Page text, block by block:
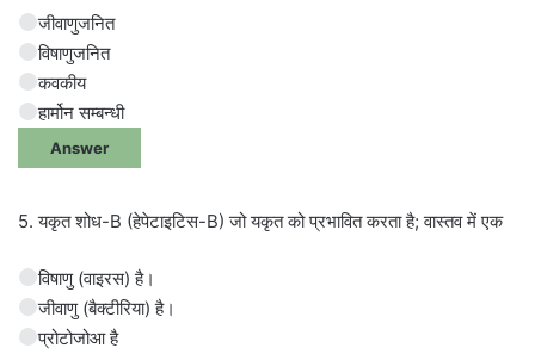
जीवाणुजनित
विषाणुजनित
कवकीय
हार्मोन सम्बन्धी
Answer
5. यकृत शोध-B (हेपेटाइटिस-B) जो यकृत को प्रभावित करता है; वास्तव में एक
विषाणु (वाइरस) है।
जीवाणु (बैक्टीरिया) है।
प्रोटोजोआ है